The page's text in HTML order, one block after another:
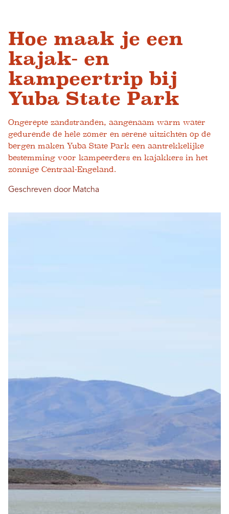
Hoe maak je een
kajak- en
kampeertrip bij
Yuba State Park
Ongerepte zandstranden, aangenaam warm water
gedurende de hele zomer en serene uitzichten op de
bergen maken Yuba State Park een aantrekkelijke
bestemming voor kampeerders en kajakkers in het
zonnige Centraal-Engeland.
Geschreven door Matcha